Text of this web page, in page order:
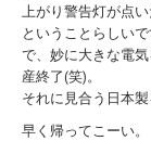
上がり警告灯が点い
ということらしいで
で、妙に大きな電
産終了(笑)。
それに見合う日本
早く帰ってこーい。